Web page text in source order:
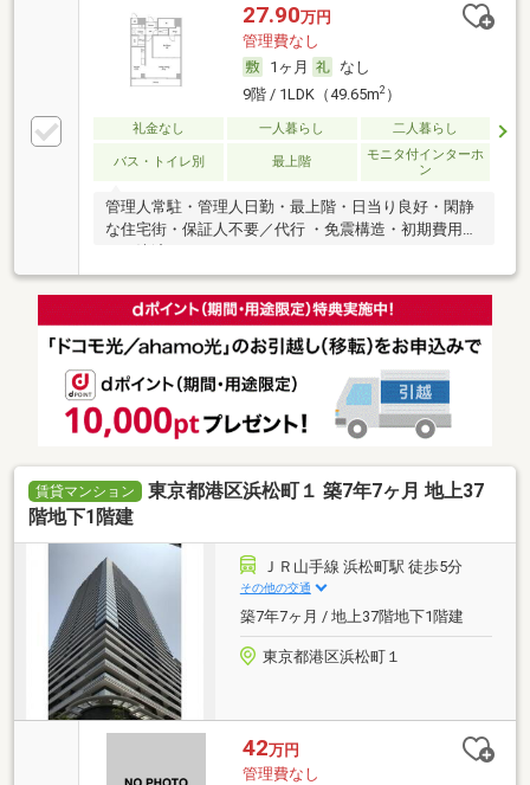
27.90万円
管理費なし
1ヶ月
なし
9階 / 1LDK（49.65m2）
礼金なし 一人暮らし 二人暮らし
バス・トイレ別 最上階
モニタ付インターホ
ン
管理人常駐・管理人日勤・最上階・日当り良好・閑静
な住宅街・保証人不要／代行 ・免震構造・初期費用カ
ード決済可
賃貸マンション
東京都港区浜松町１ 築7年7ヶ月 地上37
階地下1階建
ＪＲ山手線 浜松町駅 徒歩5分
その他の交通
築7年7ヶ月 / 地上37階地下1階建
東京都港区浜松町１
42万円
管理費なし